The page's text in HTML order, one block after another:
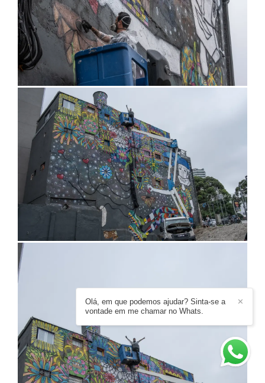
✕
Olá, em que podemos ajudar? Sinta-se a
vontade em me chamar no Whats.